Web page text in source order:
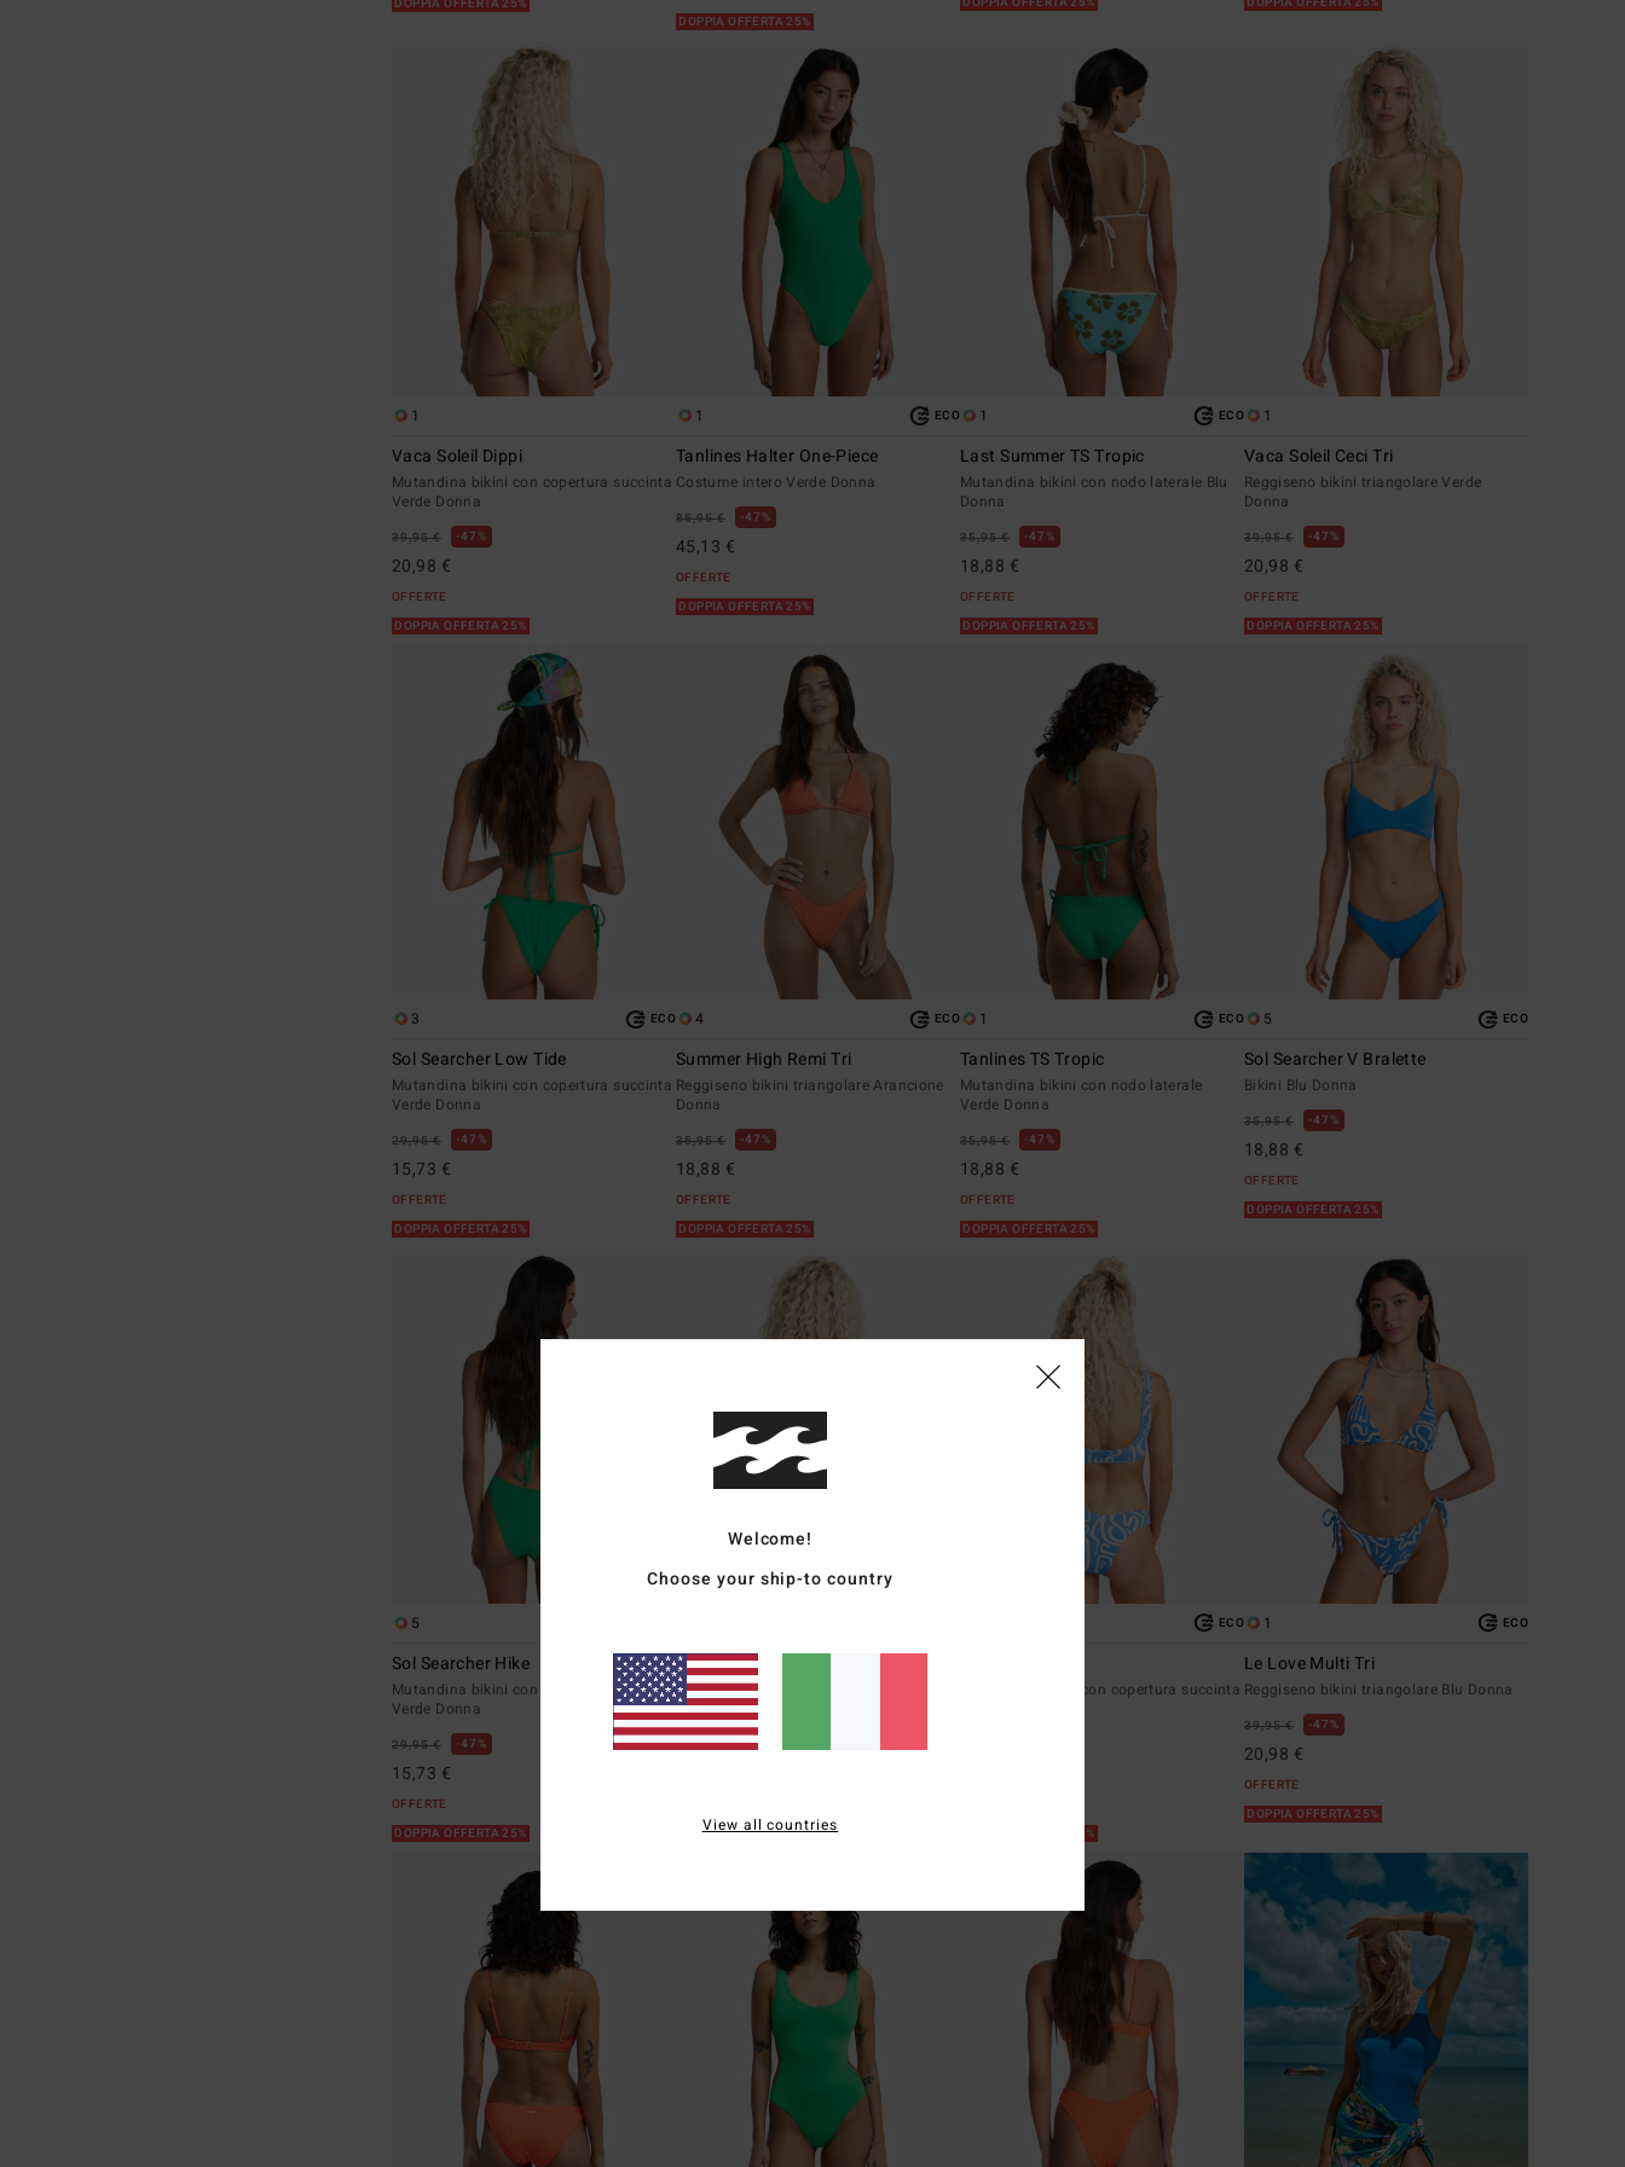
DOPPIA OFFERTA 25%
1
Vaca Soleil Dippi
Mutandina bikini con copertura succinta
Verde Donna
39,95 € 47%
20,98 €
OFFERTE
DOPPIA OFFERTA 25%
1 ECO
Tanlines Halter One-Piece
Costume intero Verde Donna
85,95 € 47%
45,13 €
OFFERTE
DOPPIA OFFERTA 25%
1 ECO
Last Summer TS Tropic
Mutandina bikini con nodo laterale Blu
Donna
35,95 € 47%
18,88 €
OFFERTE
DOPPIA OFFERTA 25%
1
Vaca Soleil Ceci Tri
Reggiseno bikini triangolare Verde
Donna
39,95 € 47%
20,98 €
OFFERTE
DOPPIA OFFERTA 25%
3 ECO
Sol Searcher Low Tide
Mutandina bikini con copertura succinta
Verde Donna
29,95 € 47%
15,73 €
OFFERTE
DOPPIA OFFERTA 25%
4 ECO
Summer High Remi Tri
Reggiseno bikini triangolare Arancione
Donna
35,95 € 47%
18,88 €
OFFERTE
DOPPIA OFFERTA 25%
1 ECO
Tanlines TS Tropic
Mutandina bikini con nodo laterale
Verde Donna
35,95 € 47%
18,88 €
OFFERTE
DOPPIA OFFERTA 25%
5 ECO
Sol Searcher V Bralette
Bikini Blu Donna
35,95 € 47%
18,88 €
OFFERTE
DOPPIA OFFERTA 25%
5
Sol Searcher Hike
Mutandina bikini con copertura succinta
Verde Donna
29,95 € 47%
15,73 €
OFFERTE
DOPPIA OFFERTA 25%
Sol Searcher TS Tanga
Bottom bikini con nodo laterale Blu
Donna
25,95 € 47%
DOPPIA OFFERTA 25%
ECO
Mutandina bikini con copertura succinta
DOPPIA OFFERTA 25%
1 ECO
Le Love Multi Tri
Reggiseno bikini triangolare Blu Donna
39,95 € 47%
20,98 €
OFFERTE
DOPPIA OFFERTA 25%
Welcome!
Choose your ship-to country
View all countries